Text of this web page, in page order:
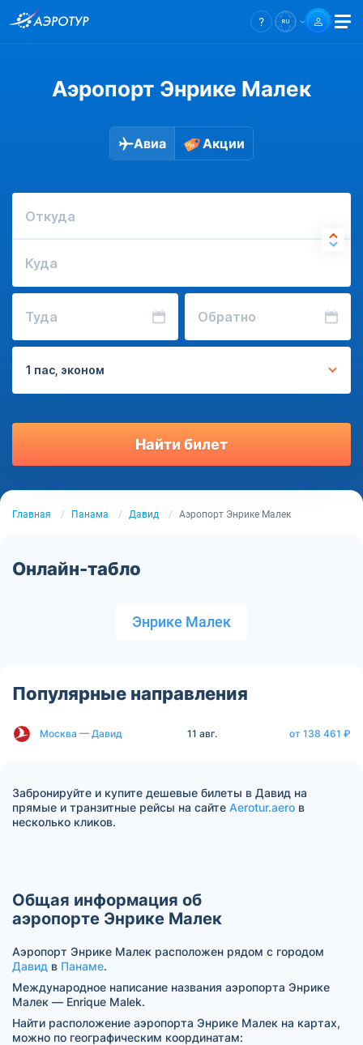
Аэропорт Энрике Малек
Авиа Акции
Откуда
Куда
Туда Обратно
1 пас, эконом
Найти билет
Главная Панама Давид Аэропорт Энрике Малек
Онлайн-табло
Энрике Малек
Популярные направления
Москва — Давид 11 авг. от 138 461 ₽
Забронируйте и купите дешевые билеты в Давид на
прямые и транзитные рейсы на сайте Aerotur.aero в
несколько кликов.
Общая информация об
аэропорте Энрике Малек
Аэропорт Энрике Малек расположен рядом с городом
Давид в Панаме.
Международное написание названия аэропорта Энрике
Малек — Enrique Malek.
Найти расположение аэропорта Энрике Малек на картах,
можно по географическим координатам: